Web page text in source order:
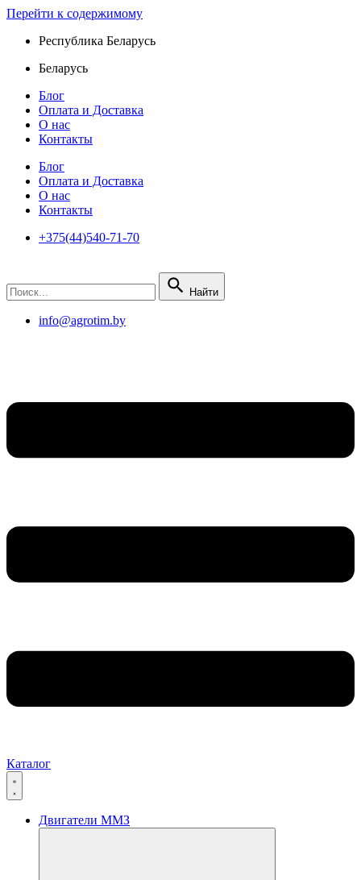
Перейти к содержимому
Республика Беларусь
Беларусь
Блог
Оплата и Доставка
О нас
Контакты
Блог
Оплата и Доставка
О нас
Контакты
+375(44)540-71-70
Найти
info@agrotim.by
Каталог
Двигатели ММЗ